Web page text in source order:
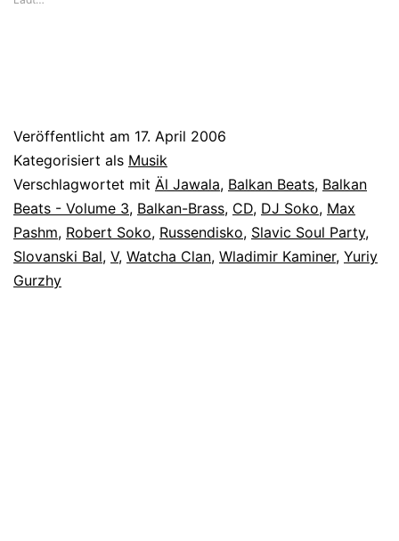
Veröffentlicht am 17. April 2006
Kategorisiert als Musik
Verschlagwortet mit Äl Jawala, Balkan Beats, Balkan
Beats - Volume 3, Balkan-Brass, CD, DJ Soko, Max
Pashm, Robert Soko, Russendisko, Slavic Soul Party,
Slovanski Bal, V, Watcha Clan, Wladimir Kaminer, Yuriy
Gurzhy